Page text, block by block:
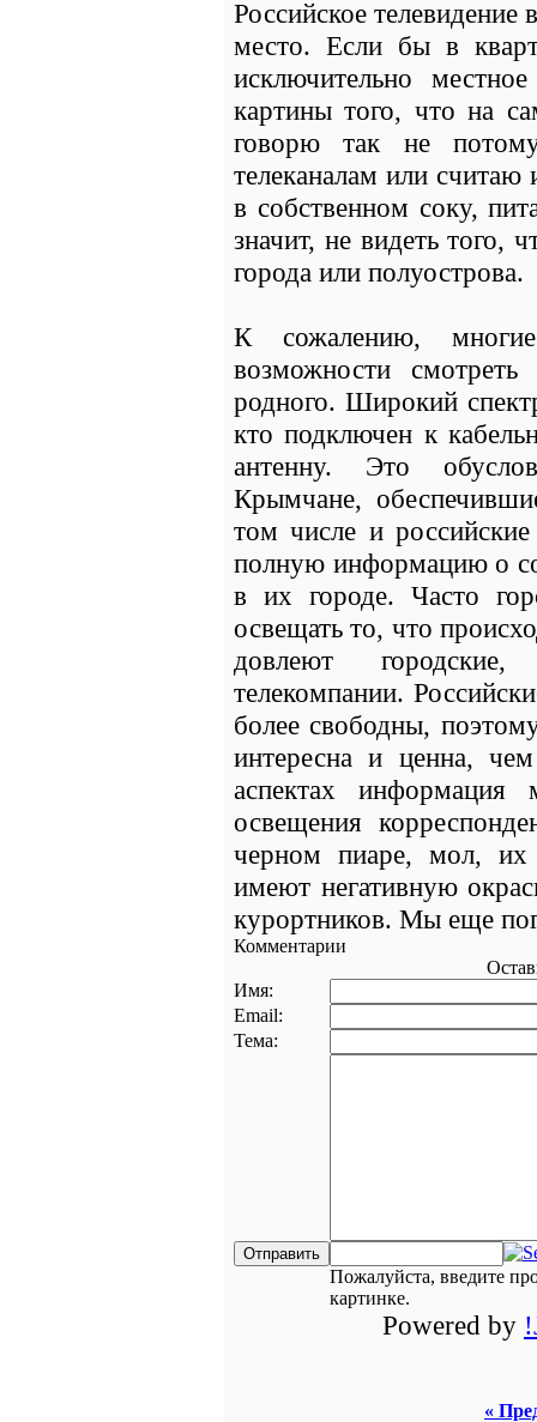
Российское
место. Если бы в
исключительно
картины того, что на
говорю так не
телеканалам или считаю
в собственном соку,
значит, не видеть того,
города или полуострова.
К сожалению,
возможности смотреть
родного. Широкий
кто подключен к
антенну. Это
Крымчане,
том числе и
полную информацию о
в их городе. Часто
освещать то, что
довлеют
телекомпании.
более свободны,
интересна и ценна,
аспектах
освещения
черном пиаре, мол,
имеют негативную
курортников. Мы еще
Комментарии
Имя:
Email:
Тема:
Пожалуйста, введите
картинке.
Powered by
«